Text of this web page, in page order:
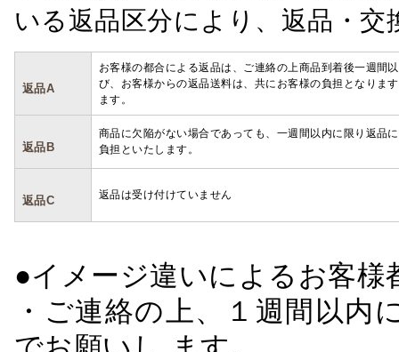
いる返品区分により、返品・
返品A
お客様の都合による返品は、ご連絡の上商品到着後一週間
び、お客様からの返品送料は、共にお客様の負担となりま
ます。
返品B
商品に欠陥がない場合であっても、一週間以内に限り返品
負担といたします。
返品C 返品は受け付けていません
●イメージ違いによるお客
・ご連絡の上、１週間以